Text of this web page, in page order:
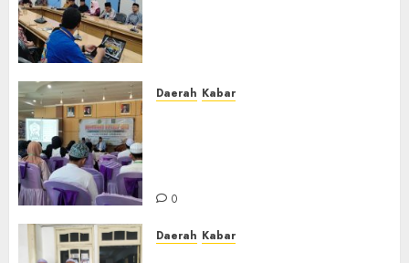
Daerah Kabar
0
Daerah Kabar